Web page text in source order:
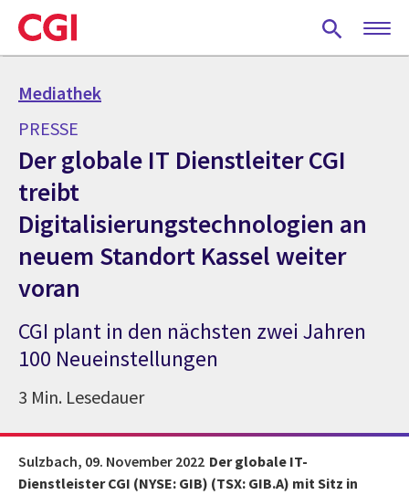
Skip
to
main
Mediathek
PRESSE
Der globale IT Dienstleiter CGI
treibt
Digitalisierungstechnologien an
neuem Standort Kassel weiter
voran
CGI plant in den nächsten zwei Jahren
100 Neueinstellungen
3 Min. Lesedauer
Sulzbach, 09. November 2022 Der globale IT-
Dienstleister CGI (NYSE: GIB) (TSX: GIB.A) mit Sitz in